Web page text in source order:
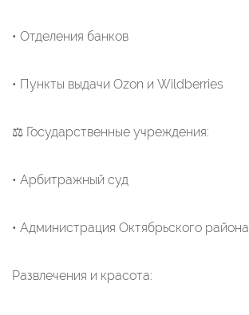
• Отделения банков
• Пункты выдачи Ozon и Wildberries
⚖️ Государственные учреждения:
• Арбитражный суд
• Администрация Октябрьского района
Развлечения и красота: